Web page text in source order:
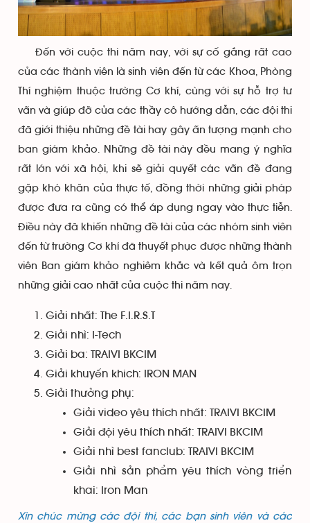
Đến với cuộc thi năm nay, với sự cố gắng rất cao
của các thành viên là sinh viên đến từ các Khoa, Phòng
Thí nghiệm thuộc trường Cơ khí, cùng với sự hỗ trợ tư
vấn và giúp đỡ của các thầy cô hướng dẫn, các đội thi
đã giới thiệu những đề tài hay gây ấn tượng mạnh cho
ban giám khảo. Những đề tài này đều mang ý nghĩa
rất lớn với xã hội, khi sẽ giải quyết các vấn đề đang
gặp khó khăn của thực tế, đồng thời những giải pháp
được đưa ra cũng có thể áp dụng ngay vào thực tiễn.
Điều này đã khiến những đề tài của các nhóm sinh viên
đến từ trường Cơ khí đã thuyết phục được những thành
viên Ban giám khảo nghiêm khắc và kết quả ôm trọn
những giải cao nhất của cuộc thi năm nay.
Giải nhất: The F.I.R.S.T
Giải nhì: I-Tech
Giải ba: TRAIVI BKCIM
Giải khuyến khich: IRON MAN
Giải thưởng phụ:
Giải video yêu thích nhất: TRAIVI BKCIM
Giải đội yêu thích nhất: TRAIVI BKCIM
Giải nhì best fanclub: TRAIVI BKCIM
Giải nhì sản phẩm yêu thích vòng triển
khai: Iron Man
Xin chúc mừng các đội thi, các bạn sinh viên và các